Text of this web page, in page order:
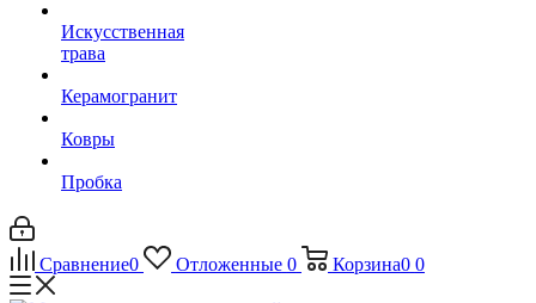
Искусственная
трава
Керамогранит
Ковры
Пробка
Сравнение0 Отложенные 0 Корзина0 0